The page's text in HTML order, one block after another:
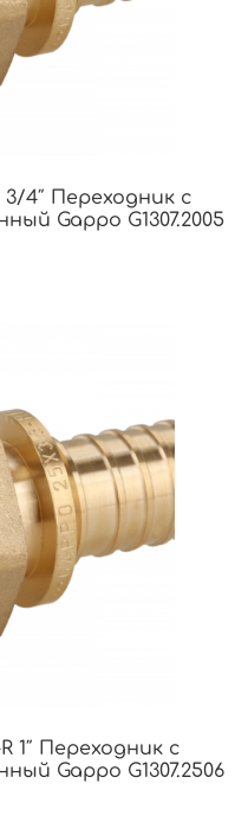
3/4″ Переходник с
Gappo G1307.2005
1″ Переходник с
Gappo G1307.2506